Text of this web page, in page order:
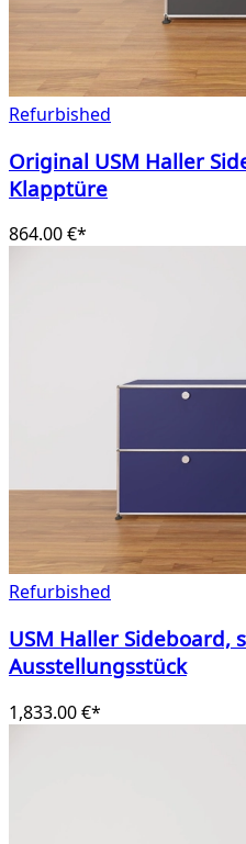
Refurbished
Original USM Haller
Klapptüre
864.00 €*
Refurbished
USM Haller Sideboard,
Ausstellungsstück
1,833.00 €*